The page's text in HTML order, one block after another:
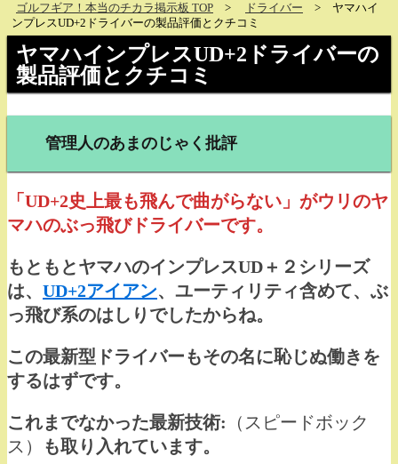
ゴルフギア！本当のチカラ掲示板 TOP ドライバー
ヤマハイ
ンプレスUD+2ドライバーの製品評価とクチコミ
ヤマハインプレスUD+2ドライバーの
製品評価とクチコミ
管理人のあまのじゃく批評
「UD+2史上最も飛んで曲がらない」がウリのヤ
マハのぶっ飛びドライバーです。
もともとヤマハのインプレスUD＋２シリーズ
は、 UD+2アイアン、ユーティリティ含めて、ぶ
っ飛び系のはしりでしたからね。
この最新型ドライバーもその名に恥じぬ働きを
するはずです。
これまでなかった最新技術: （スピードボック
ス）
も取り入れています。